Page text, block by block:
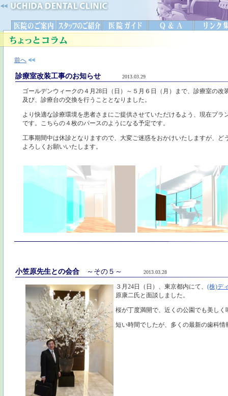
前へ
診療室改装工事のお知らせ 2013.03.29
ゴールデンウィークの４月28日（日）～５月６日（月）まで、診療室の改
及び、診療台の交換を行うこととなりました。
より快適な診療環境を患者さまにご提供させていただけるよう、現在プラ
です。こちらの４枚のパースのようになる予定です。
工事期間中は休診となりますので、大変ご迷惑をおかけいたしますが、ど
よろしくお願いいたします。
小笠原先生との会合 ～その５～ 2013.03.28
３月24日（日）、東京都内にて、 (株)デ
原康二氏と面談しました。
桜が丁度満開で、近くの公園でも美しく
短い時間でしたが、多くの最新の歯科